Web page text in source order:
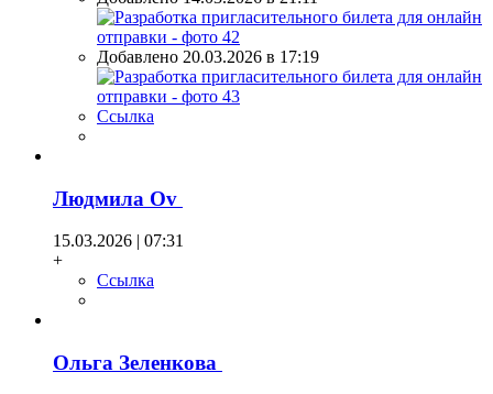
Добавлено 20.03.2026 в 17:19
Ссылка
Людмила Оv
15.03.2026 | 07:31
+
Ссылка
Ольга Зеленкова